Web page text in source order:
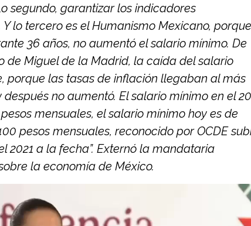
segundo, garantizar los indicadores
lo tercero es el Humanismo Mexicano, porque
36 años, no aumentó el salario mínimo. De
de Miguel de la Madrid, la caída del salario
porque las tasas de inflación llegaban al más
no aumentó. El salario mínimo en el
mensuales, el salario mínimo hoy es de
pesos mensuales, reconocido por OCDE
2021 a la fecha”. Externó la mandataria
la economía de México.